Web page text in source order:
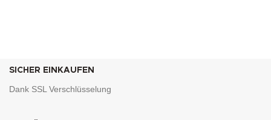
SICHER EINKAUFEN
Dank SSL Verschlüsselung